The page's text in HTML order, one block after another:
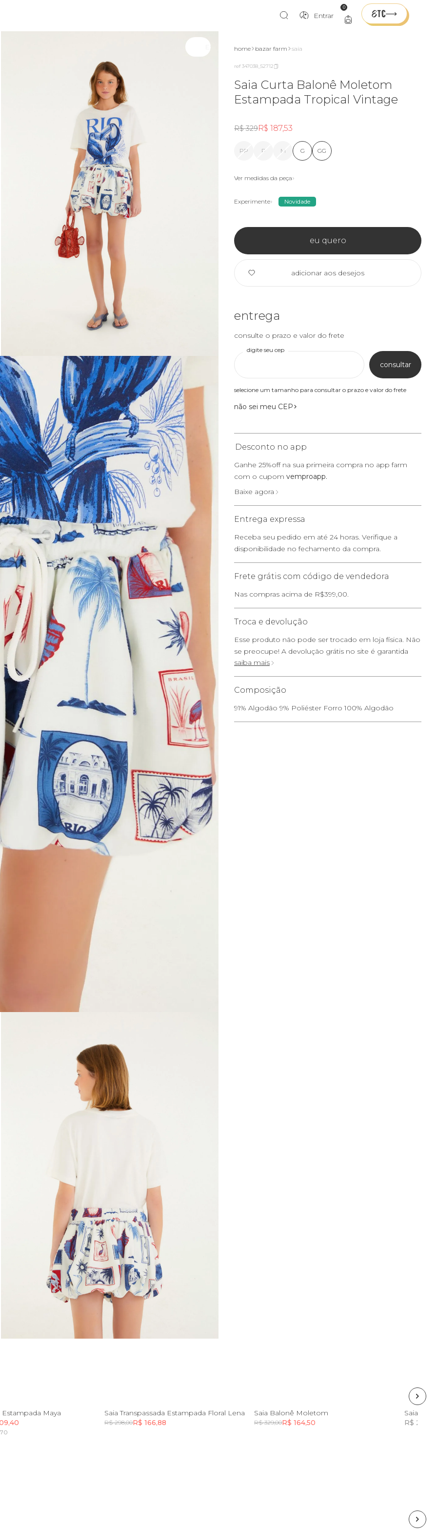
Entrar
0
Experimente home bazar farm saia
ref 347038_52712
Saia Curta Balonê Moletom
Estampada Tropical Vintage
R$ 329R$ 187,53
PP P M G GG
Ver medidas da peça
Experimente Novidade
eu quero
adicionar aos desejos
entrega
consulte o prazo e valor do frete
digite seu cep
consultar
selecione um tamanho para consultar o prazo e valor do frete
não sei meu CEP
Desconto no app
Ganhe 25%off na sua primeira compra no app farm
com o cupom vemproapp.
Baixe agora
Entrega expressa
Receba seu pedido em até 24 horas. Verifique a
disponibilidade no fechamento da compra.
Frete grátis com código de vendedora
Nas compras acima de R$399,00.
Troca e devolução
Esse produto não pode ser trocado em loja física. Não
se preocupe! A devolução grátis no site é garantida
saiba mais
Composição
91% Algodão 9% Poliéster Forro 100% Algodão
G
Estampada Maya PP
Saia Transpassada Estampada Floral Lena
R$ 298,00R$ 166,88
Saia Balonê Moletom
R$ 329,00R$ 164,50
Saia
R$